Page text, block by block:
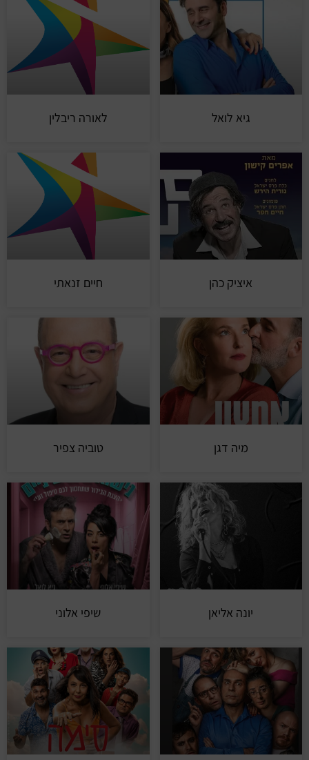
גיא לואל לאורה ריבלין
איציק כהן חיים זנאתי
מיה דגן טוביה צפיר
יונה אליאן שיפי אלוני